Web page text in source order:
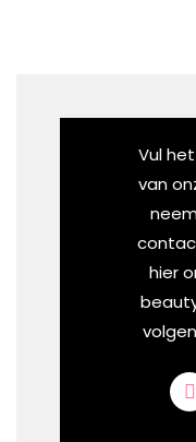
Vul
van
hier
a